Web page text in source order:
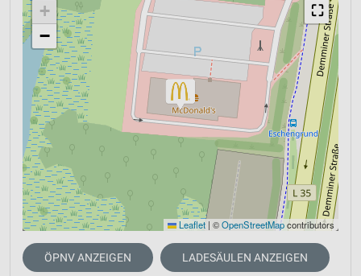
⛶
+
−
Leaflet | ©OpenStreetMapcontributors
ÖPNV ANZEIGEN LADESÄULEN ANZEIGEN